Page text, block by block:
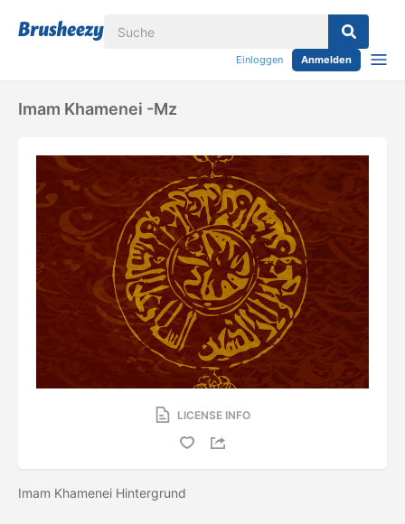
Einloggen Anmelden
Imam Khamenei -mz
LICENSE INFO
Imam Khamenei Hintergrund